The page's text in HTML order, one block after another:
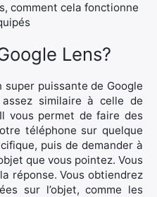
Lens?
puissante de Google
similaire à celle de
vous permet de faire des
téléphone sur quelque
puis de demander à
que vous pointez. Vous
réponse. Vous obtiendrez
sur l’objet, comme les